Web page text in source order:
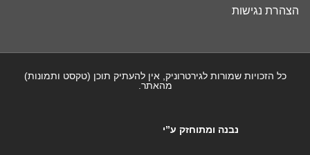
הצהרת נגישות
כל הזכויות שמורות לגירטרוניק, אין להעתיק תוכן (טקסט ותמונות)
מהאתר.
נבנה ומתוחזק ע”י